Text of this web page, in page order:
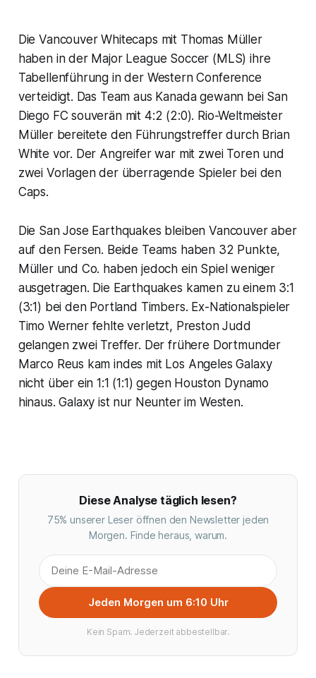
Die Vancouver Whitecaps mit Thomas Müller
haben in der Major League Soccer (MLS) ihre
Tabellenführung in der Western Conference
verteidigt. Das Team aus Kanada gewann bei San
Diego FC souverän mit 4:2 (2:0). Rio-Weltmeister
Müller bereitete den Führungstreffer durch Brian
White vor. Der Angreifer war mit zwei Toren und
zwei Vorlagen der überragende Spieler bei den
Caps.
Die San Jose Earthquakes bleiben Vancouver aber
auf den Fersen. Beide Teams haben 32 Punkte,
Müller und Co. haben jedoch ein Spiel weniger
ausgetragen. Die Earthquakes kamen zu einem 3:1
(3:1) bei den Portland Timbers. Ex-Nationalspieler
Timo Werner fehlte verletzt, Preston Judd
gelangen zwei Treffer. Der frühere Dortmunder
Marco Reus kam indes mit Los Angeles Galaxy
nicht über ein 1:1 (1:1) gegen Houston Dynamo
hinaus. Galaxy ist nur Neunter im Westen.
Diese Analyse täglich lesen?
75% unserer Leser öffnen den Newsletter jeden
Morgen. Finde heraus, warum.
Jeden Morgen um 6:10 Uhr
Kein Spam. Jederzeit abbestellbar.